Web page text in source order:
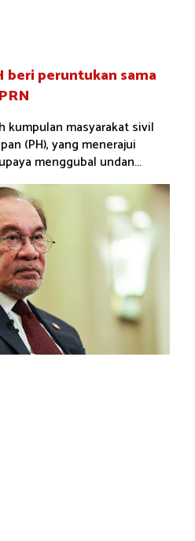
beri peruntukan sama
kumpulan masyarakat sivil
(PH), yang menerajui
menggubal undan...